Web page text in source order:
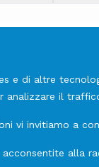
e di altre
analizzare il
vi invitiamo a
acconsentite alla